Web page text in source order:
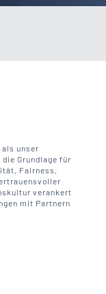
als unser
Grundlage für
Fairness,
verankert
mit Partnern